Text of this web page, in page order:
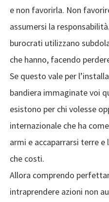
e non favorirla. Non
assumersi la
burocrati utilizzano
che hanno, facendo
Se questo vale per
bandiera immaginate voi
esistono per chi volesse
internazionale che ha
armi e accaparrarsi terre
che costi.
Allora comprendo
intraprendere azioni non